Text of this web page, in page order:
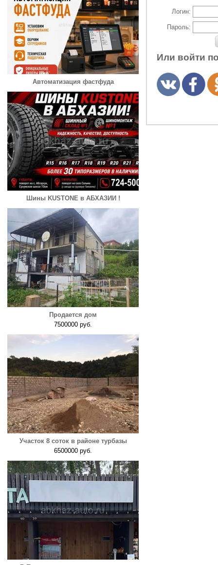
Автоматизация фастфуда
Шины KUSTONE в АБХАЗИИ !
Продается дом
7500000 руб.
Участок 8 соток в районе турбазы
6500000 руб.
Логин:
Пароль:
Или войти